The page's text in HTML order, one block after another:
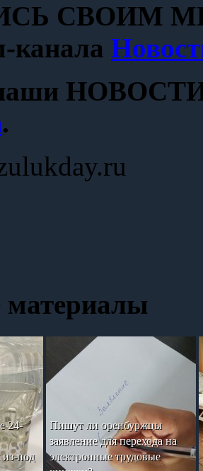
СВОИМ
канала
НОВОСТИ
.
материалы
24-
из-под
Пишут ли оренбуржцы
заявление для перехода на
электронные трудовые